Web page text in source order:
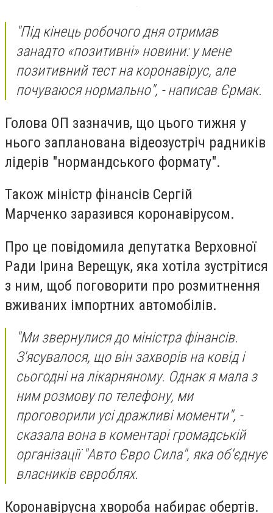
"Під кінець робочого дня отримав
занадто «позитивні» новини: у мене
позитивний тест на коронавірус, але
почуваюся нормально", - написав Єрмак.
Голова ОП зазначив, що цього тижня у
нього запланована відеозустріч радників
лідерів "нормандського формату".
Також міністр фінансів Сергій
Марченко заразився коронавірусом.
Про це повідомила депутатка Верховної
Ради Ірина Верещук, яка хотіла зустрітися
з ним, щоб поговорити про розмитнення
вживаних імпортних автомобілів.
"Ми звернулися до міністра фінансів.
З'ясувалося, що він захворів на ковід і
сьогодні на лікарняному. Однак я мала з
ним розмову по телефону, ми
проговорили усі дражливі моменти", -
сказала вона в коментарі громадській
організації "Авто Євро Сила", яка об'єднує
власників євроблях.
Коронавірусна хвороба набирає обертів.